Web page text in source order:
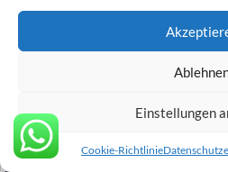
Einstellungen
Cookie-Richtlinie
aufblasbarer